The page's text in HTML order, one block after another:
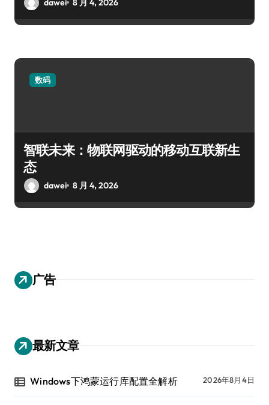
dawei 8 月 4, 2026
数码
智联未来：物联网驱动的移动互联新生
态
dawei 8 月 4, 2026
广告
最新文章
Windows下鸿蒙运行库配置全解析 2026年8月4日